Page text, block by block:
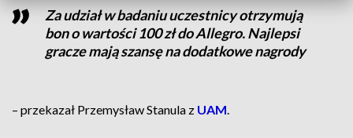
Za udział w badaniu uczestnicy otrzymują
bon o wartości 100 zł do Allegro. Najlepsi
gracze mają szansę na dodatkowe nagrody
– przekazał Przemysław Stanula z UAM.